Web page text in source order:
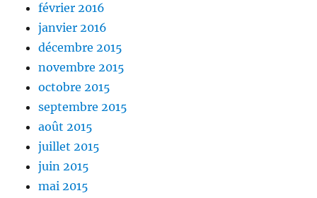
février 2016
janvier 2016
décembre 2015
novembre 2015
octobre 2015
septembre 2015
août 2015
juillet 2015
juin 2015
mai 2015